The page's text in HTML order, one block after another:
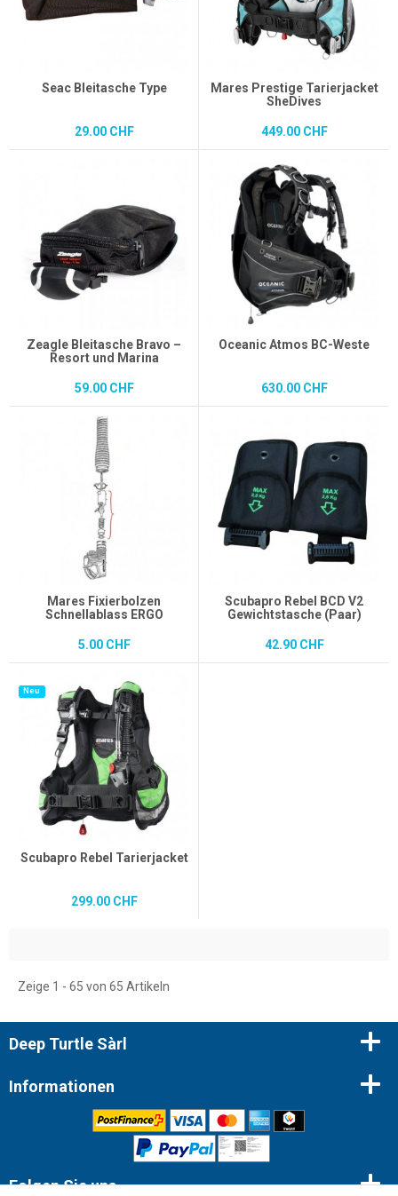
Seac Bleitasche Type
29.00 CHF
Mares Prestige Tarierjacket
SheDives
449.00 CHF
Zeagle Bleitasche Bravo –
Resort und Marina
59.00 CHF
Oceanic Atmos BC-Weste
630.00 CHF
Mares Fixierbolzen
Schnellablass ERGO
5.00 CHF
Scubapro Rebel BCD V2
Gewichtstasche (Paar)
42.90 CHF
Neu
Scubapro Rebel Tarierjacket
299.00 CHF
Zeige 1 - 65 von 65 Artikeln
Deep Turtle Sàrl
Informationen
Folgen Sie uns